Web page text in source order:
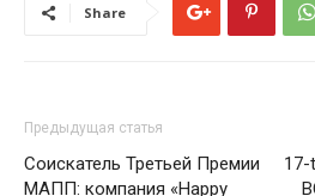
Share
Предыдущая статья
Соискатель Третьей Премии
МАПП: компания «Happy
17-